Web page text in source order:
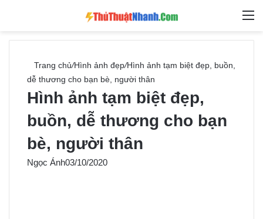
Tìm
Trang chủ/Hình ảnh đẹp/Hình ảnh tạm biệt đẹp, buồn,
dễ thương cho bạn bè, người thân
Hình ảnh tạm biệt đẹp,
buồn, dễ thương cho bạn
bè, người thân
Ngọc Ánh03/10/2020